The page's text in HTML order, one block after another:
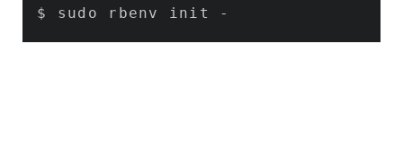
$ sudo rbenv init -